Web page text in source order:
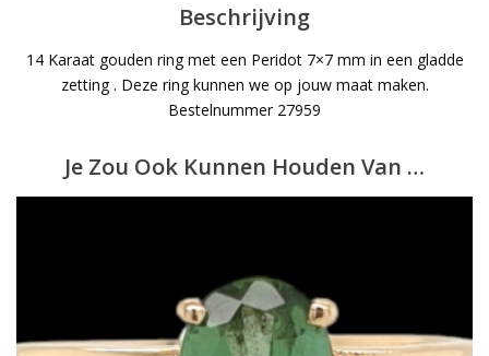
Beschrijving
14 Karaat gouden ring met een Peridot 7×7 mm in een gladde
zetting . Deze ring kunnen we op jouw maat maken.
Bestelnummer 27959
Je Zou Ook Kunnen Houden Van …